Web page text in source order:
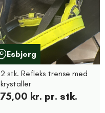
Esbjerg
2 stk. Refleks trense med
krystaller
75,00 kr. pr. stk.